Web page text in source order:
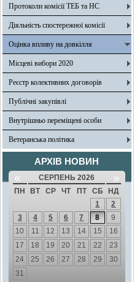
Протоколи комісії ТЕБ та НС
Діяльність спостережної комісії
Оцінка впливу на довкілля
Місцеві вибори 2020
Реєстр колективних договорів
Публічні закупівлі
Внутрішньо переміщені особи
Ветеранська політика
АРХІВ НОВИН
« СЕРПЕНЬ 2026 »
ПН ВТ СР ЧТ ПТ СБ
НД
1
2
3
4 5 6 7 8
9
10
11 12 13 14 15
16
17
18 19 20 21 22
23
24
25 26 27 28 29
30
31